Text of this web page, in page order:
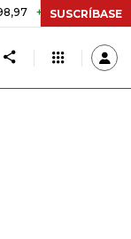
+2,19%
SUSCRÍBASE